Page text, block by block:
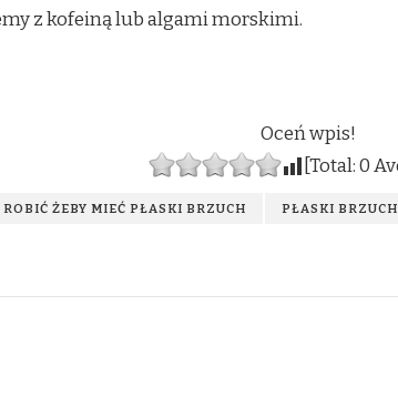
z kofeiną lub algami morskimi.
Oceń wpis!
[Total:0
ROBIĆ ŻEBY MIEĆ PŁASKI BRZUCH PŁASKI BRZUCH